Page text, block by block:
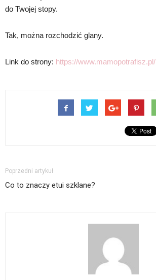
do Twojej stopy.
Tak, można rozchodzić glany.
Link do strony: https://www.mamopotrafisz.pl/
Poprzedni artykuł
Co to znaczy etui szklane?